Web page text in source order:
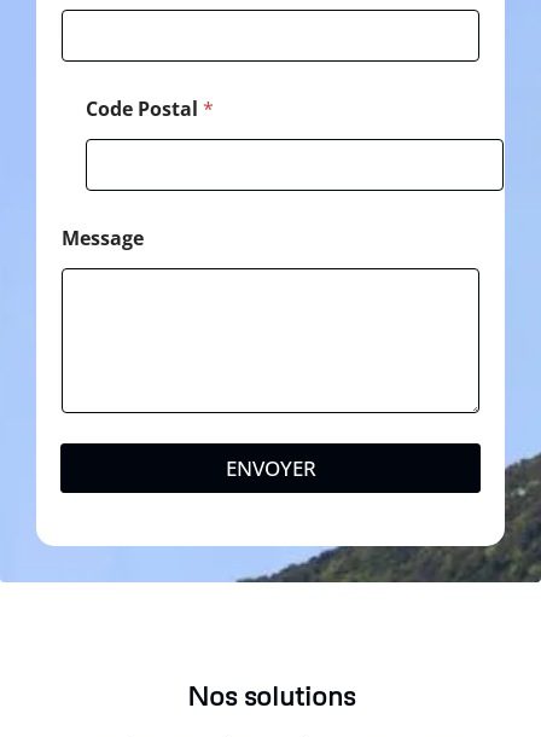
o
Code Postal *
Message
ENVOYER
Nos solutions